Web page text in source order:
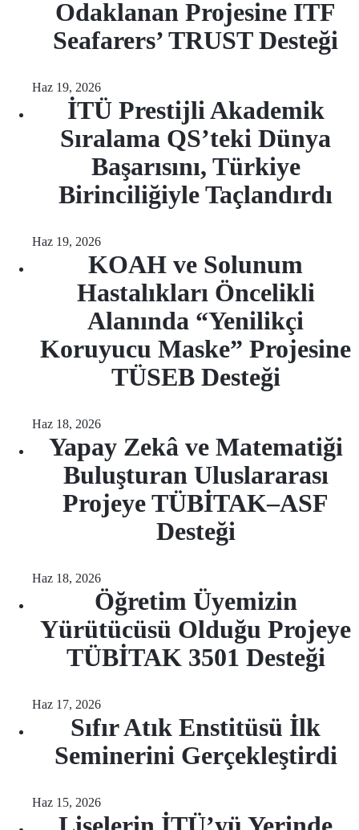
Odaklanan Projesine ITF
Seafarers’ TRUST Desteği
Haz 19, 2026
İTÜ Prestijli Akademik
Sıralama QS’teki Dünya
Başarısını, Türkiye
Birinciliğiyle Taçlandırdı
Haz 19, 2026
KOAH ve Solunum
Hastalıkları Öncelikli
Alanında “Yenilikçi
Koruyucu Maske” Projesine
TÜSEB Desteği
Haz 18, 2026
Yapay Zekâ ve Matematiği
Buluşturan Uluslararası
Projeye TÜBİTAK–ASF
Desteği
Haz 18, 2026
Öğretim Üyemizin
Yürütücüsü Olduğu Projeye
TÜBİTAK 3501 Desteği
Haz 17, 2026
Sıfır Atık Enstitüsü İlk
Seminerini Gerçekleştirdi
Haz 15, 2026